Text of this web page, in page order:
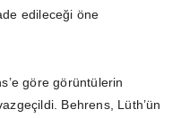
edileceği öne
göre görüntülerin
Behrens, Lüth’ün